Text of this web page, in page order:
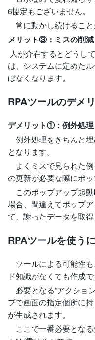
6協定もございません。
常に動かし続けること
メリット③：ミスの削減
人が介在するとどうし
は、システムに定めた
ぼなくなります。
RPAツールのデメ
デメリット①：例外処理
例外処理をきちんと
となります。
よくミスで見られた
の更新が必要な際にポッ
このポップアップ起
場合、間違えてポップ
て、謝ったデータを取
RPAツールを使う
ツールによる可能性
ド知識がなくても作成で
必要となる”アクショ
プで画面の指定個所に
が生成されます。
ここで一番必要となる